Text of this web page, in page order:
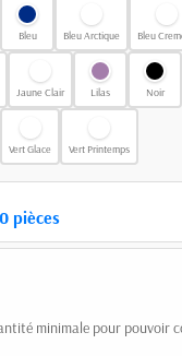
Bleu Bleu Arctique Bleu
Jaune Clair Lilas Noir
Vert Glace Vert Printemps
0pièces
minimale pour pouvoir